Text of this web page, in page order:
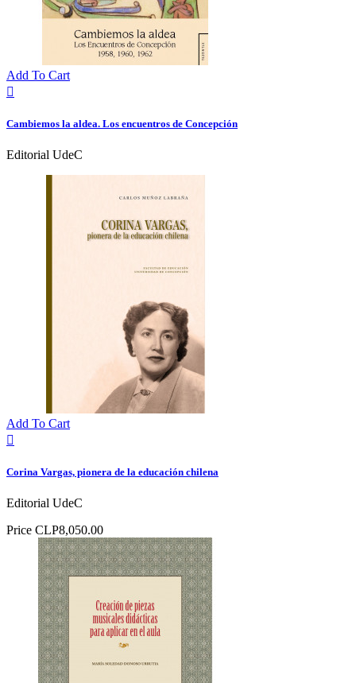
Add To Cart

Cambiemos la aldea. Los encuentros de Concepción
Editorial UdeC
Add To Cart

Corina Vargas, pionera de la educación chilena
Editorial UdeC
Price CLP8,050.00